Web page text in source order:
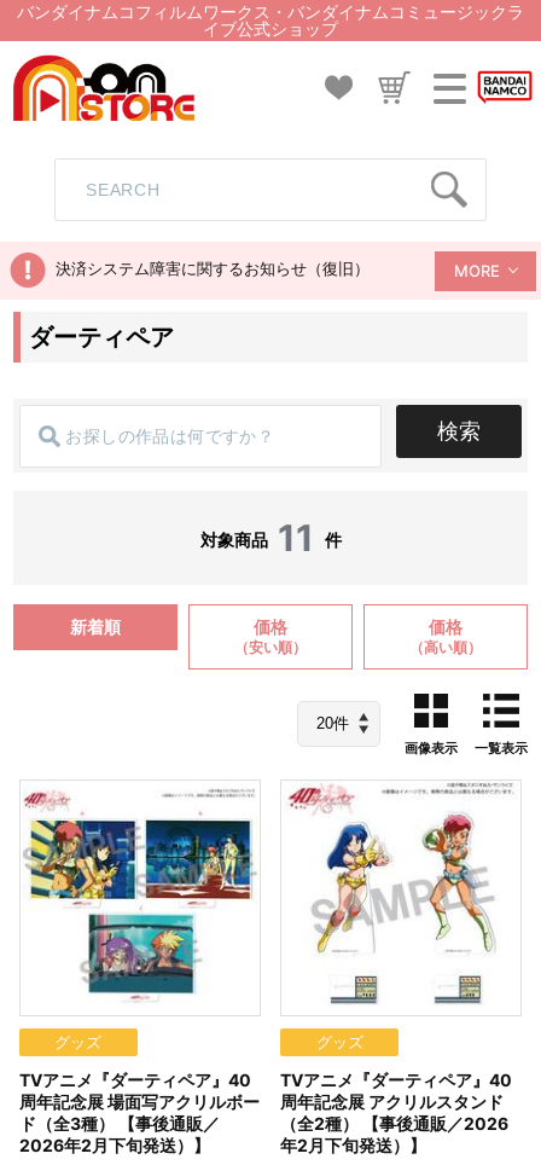
バンダイナムコフィルムワークス・バンダイナムコミュージックラ
イブ公式ショップ
決済システム障害に関するお知らせ（復旧） MORE
ダーティペア
検索
対象商品 11 件
新着順 価格
（安い順）
価格
（高い順）
画像表示 一覧表示
グッズ
TVアニメ『ダーティペア』40
周年記念展 場面写アクリルボー
ド（全3種） 【事後通販／
2026年2月下旬発送）】
グッズ
TVアニメ『ダーティペア』40
周年記念展 アクリルスタンド
（全2種） 【事後通販／2026
年2月下旬発送）】